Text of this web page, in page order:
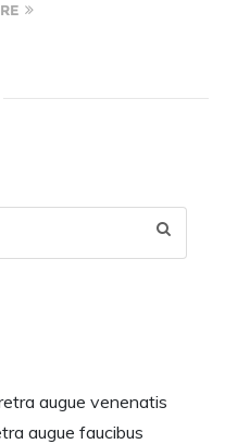
augue venenatis
augue faucibus